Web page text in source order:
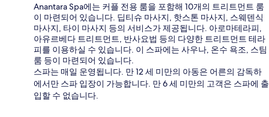
Anantara Spa에는 커플 전용 룸을 포함해 10개의 트리트먼트 룸
이 마련되어 있습니다. 딥티슈 마사지, 핫스톤 마사지, 스웨덴식
마사지, 타이 마사지 등의 서비스가 제공됩니다. 아로마테라피,
아유르베다 트리트먼트, 반사요법 등의 다양한 트리트먼트 테라
피를 이용하실 수 있습니다. 이 스파에는 사우나, 온수 욕조, 스팀
룸 등이 마련되어 있습니다.
스파는 매일 운영됩니다. 만 12 세 미만의 아동은 어른의 감독하
에서만 스파 입장이 가능합니다. 만 6 세 미만의 고객은 스파에 출
입할 수 없습니다.